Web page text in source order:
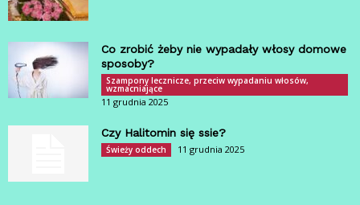
Co zrobić żeby nie wypadały włosy domowe
sposoby?
Szampony lecznicze, przeciw wypadaniu włosów,
wzmacniające
11 grudnia 2025
Czy Halitomin się ssie?
Świeży oddech 11 grudnia 2025